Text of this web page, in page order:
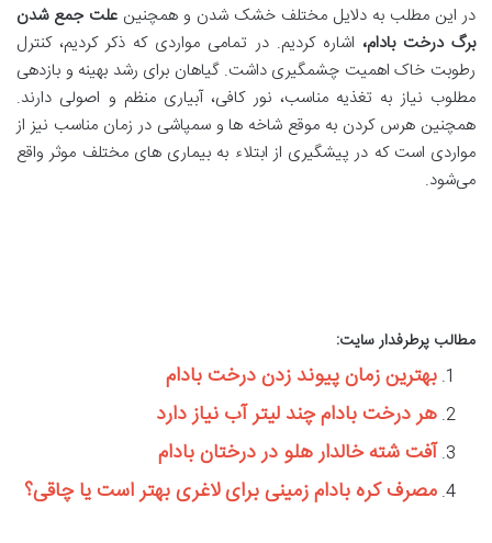
در این مطلب به دلایل مختلف خشک شدن و همچنین علت جمع شدن
برگ درخت بادام، اشاره کردیم. در تمامی مواردی که ذکر کردیم، کنترل
رطوبت خاک اهمیت چشمگیری داشت. گیاهان برای رشد بهینه و بازدهی
مطلوب نیاز به تغذیه مناسب، نور کافی، آبیاری منظم و اصولی دارند.
همچنین هرس کردن به موقع شاخه ‌ها و سمپاشی در زمان مناسب نیز از
مواردی است که در پیشگیری از ابتلاء به بیماری ‌های مختلف موثر واقع
می‌شود.
مطالب پرطرفدار سایت:
بهترین زمان پیوند زدن درخت بادام
هر درخت بادام چند لیتر آب نیاز دارد
آفت شته خالدار هلو در درختان بادام
مصرف کره بادام زمینی برای لاغری بهتر است یا چاقی؟